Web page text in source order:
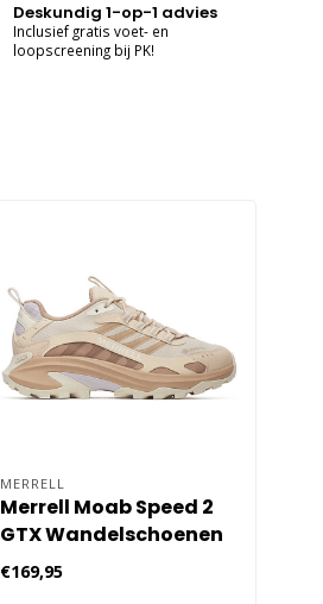
Deskundig 1-op-1 advies
Inclusief gratis voet- en
loopscreening bij PK!
MERRELL
Merrell Moab Speed 2
GTX Wandelschoenen
Dames - Beige
€169,95